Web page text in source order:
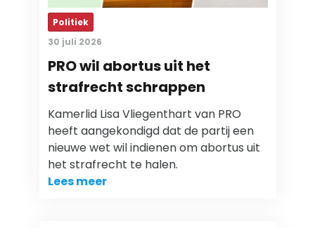
Politiek
30 juli 2026
PRO wil abortus uit het
strafrecht schrappen
Kamerlid Lisa Vliegenthart van PRO
heeft aangekondigd dat de partij een
nieuwe wet wil indienen om abortus uit
het strafrecht te halen.
Lees meer